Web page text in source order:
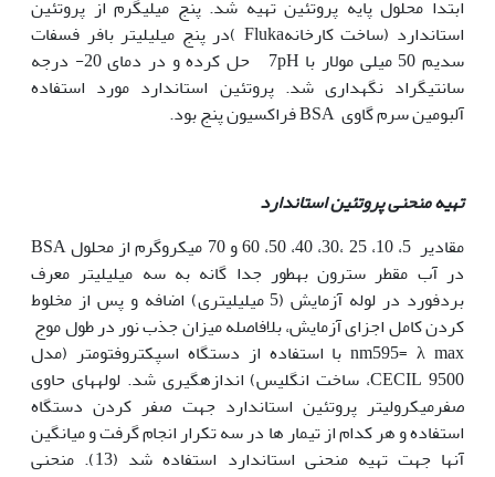
ابتدا محلول پایه پروتئین تهیه شد. پنج میلی­گرم از پروتئین
استاندارد (ساخت کارخانهFluka )در پنج میلی­لیتر بافر فسفات
سدیم 50 میلی مولار با 7pH حل کرده و در دمای 20- درجه
سانتیگراد نگهداری شد. پروتئین استاندارد مورد استفاده
آلبومین سرم گاوی BSA فراکسیون پنج بود.
تهیه منحنی پروتئین استاندارد
مقادیر 5، 10، 25 ،30، 40، 50، 60 و 70 میکروگرم از محلول BSA
در آب مقطر سترون بهطور جدا گانه به سه میلیلیتر معرف
بردفورد در لوله آزمایش (5 میلیلیتری) اضافه و پس از مخلوط
کردن کامل اجزای آزمایش، بلافاصله میزان جذب نور در طول موج
nm595= λ max با استفاده از دستگاه اسپکتروفتومتر (مدل
CECIL 9500، ساخت انگلیس) اندازه­گیری شد. لوله­های حاوی
صفرمیکرولیتر پروتئین استاندارد جهت صفر کردن دستگاه
استفاده و هر کدام از تیمار ها در سه تکرار انجام گرفت و میانگین
آن­ها جهت تهیه منحنی استاندارد استفاده شد (13). منحنی